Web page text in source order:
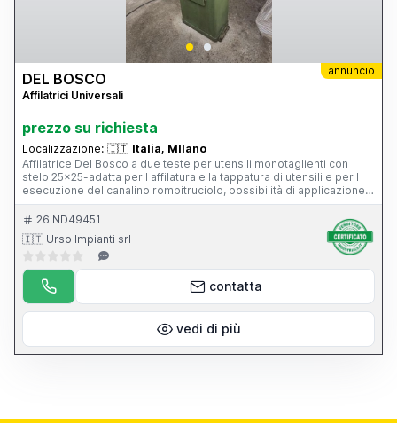
annuncio
DEL BOSCO
Affilatrici Universali
prezzo su richiesta
Localizzazione: 🇮🇹 Italia, MIlano
Affilatrice Del Bosco a due teste per utensili monotaglienti con
stelo 25x25-adatta per l affilatura e la tappatura di utensili e per l
esecuzione del canalino rompitruciolo, possibilità di applicazione
dell apparecchio per l affilatura di punte elicoidali.
26IND49451
🇮🇹 Urso Impianti srl
contatta
vedi di più